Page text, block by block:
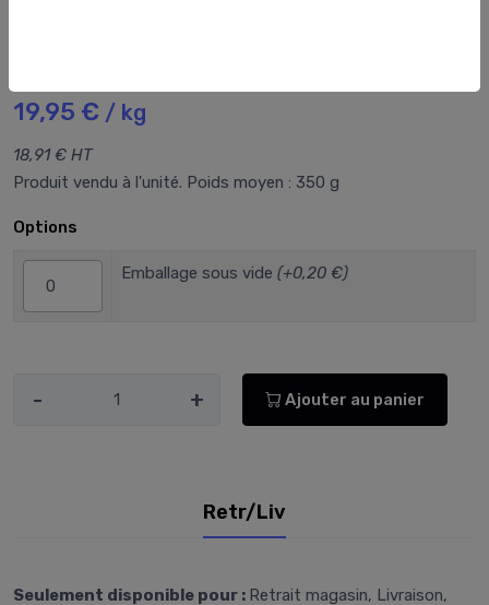
19,95 € / kg
18,91 € HT
Produit vendu à l'unité. Poids moyen : 350 g
Options
Emballage sous vide (+0,20 €)
- + Ajouter au panier
Retr/Liv
Seulement disponible pour : Retrait magasin, Livraison,